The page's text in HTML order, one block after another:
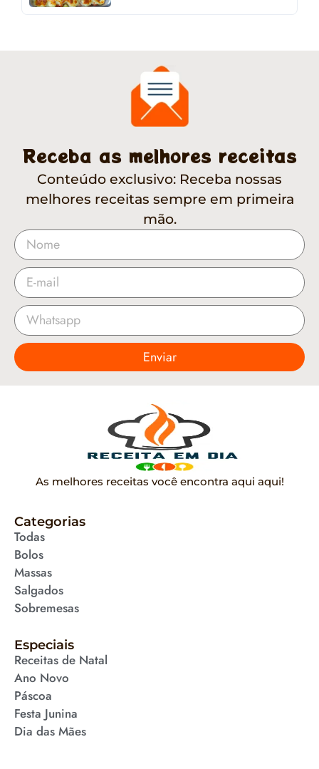
Receba as melhores receitas
Conteúdo exclusivo: Receba nossas
melhores receitas sempre em primeira
mão.
Enviar
As melhores receitas você encontra aqui aqui!
Categorias
Todas
Bolos
Massas
Salgados
Sobremesas
Especiais
Receitas de Natal
Ano Novo
Páscoa
Festa Junina
Dia das Mães